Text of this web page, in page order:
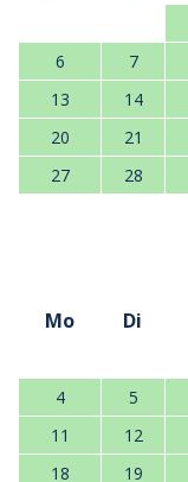
6
7
13
14
20
21
27
28
Mo
Di
4
5
11
12
18
19